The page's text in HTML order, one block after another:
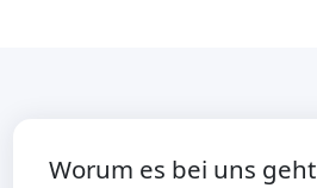
Worum es bei uns geht